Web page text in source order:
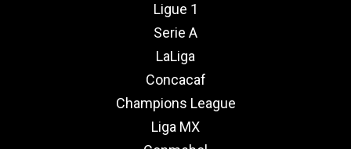
Ligue 1
Serie A
LaLiga
Concacaf
Champions League
Liga MX